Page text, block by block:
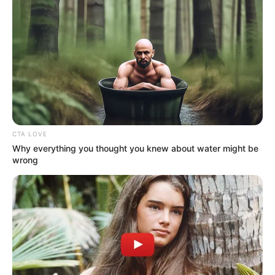
CTA LOVE
Why everything you thought you knew about water might be
wrong